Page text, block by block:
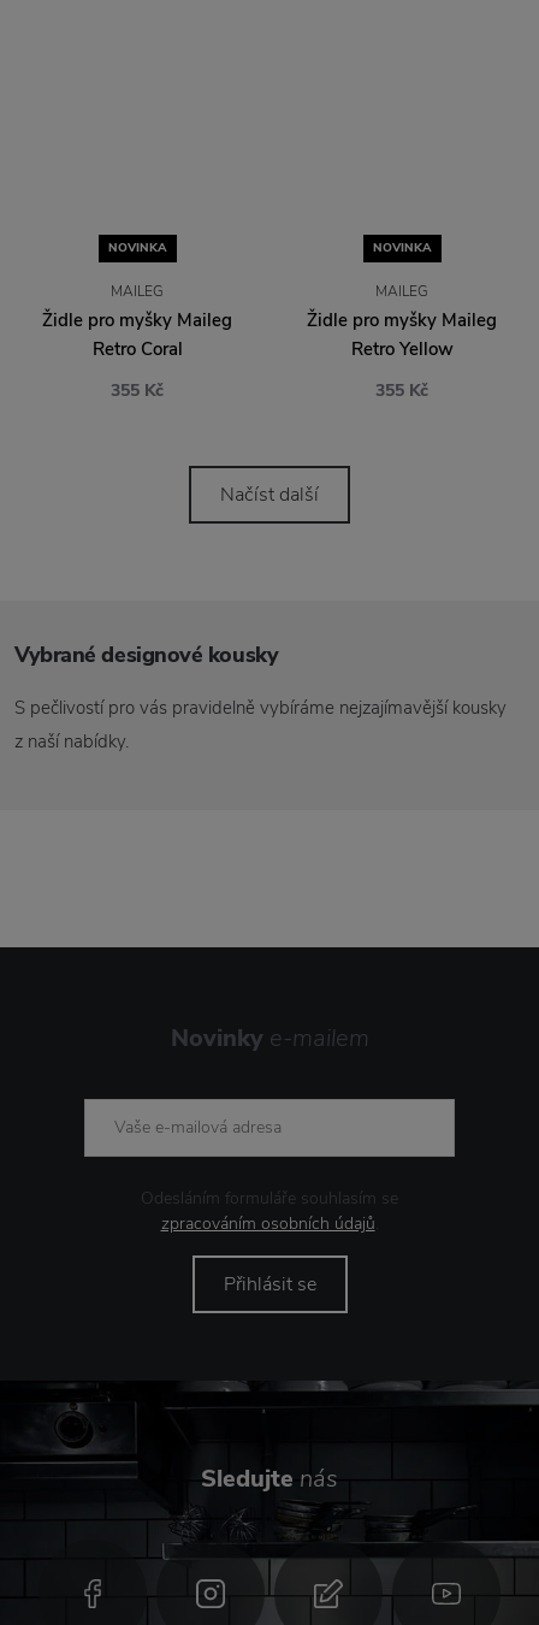
NOVINKA
MAILEG
Židle pro myšky Maileg
Retro Coral
355 Kč
NOVINKA
MAILEG
Židle pro myšky Maileg
Retro Yellow
355 Kč
Načíst další
Vybrané designové kousky
S pečlivostí pro vás pravidelně vybíráme nejzajímavější kousky
z naší nabídky.
Novinky e-mailem
Odesláním formuláře souhlasím se
zpracováním osobních údajů.
Přihlásit se
Sledujte nás